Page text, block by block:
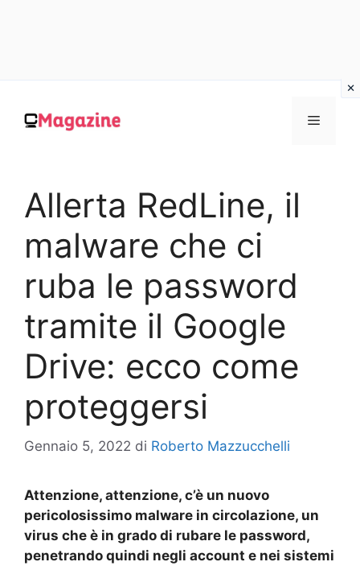
contenuto
MENU
Allerta RedLine, il
malware che ci
ruba le password
tramite il Google
Drive: ecco come
proteggersi
Gennaio 5, 2022 di Roberto Mazzucchelli
Attenzione, attenzione, c’è un nuovo
pericolosissimo malware in circolazione, un
virus che è in grado di rubare le password,
penetrando quindi negli account e nei sistemi